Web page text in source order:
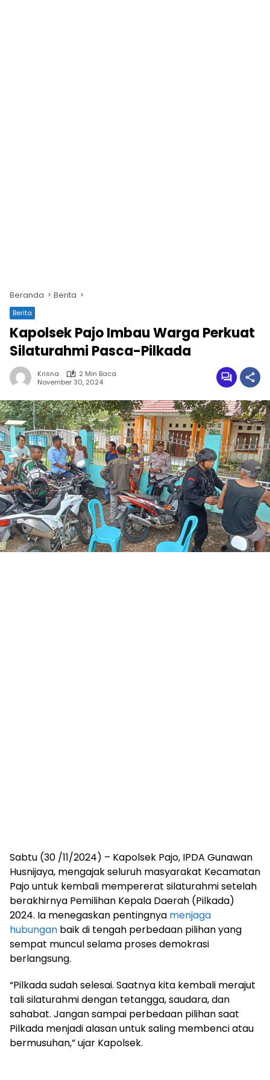
Beranda Berita
Berita
Kapolsek Pajo Imbau Warga Perkuat
Silaturahmi Pasca-Pilkada
Krisna
2 Min Baca
November 30, 2024
Sabtu (30 /11/2024) – Kapolsek Pajo, IPDA Gunawan
Husnijaya, mengajak seluruh masyarakat Kecamatan
Pajo untuk kembali mempererat silaturahmi setelah
berakhirnya Pemilihan Kepala Daerah (Pilkada)
2024. Ia menegaskan pentingnya menjaga
hubungan baik di tengah perbedaan pilihan yang
sempat muncul selama proses demokrasi
berlangsung.
“Pilkada sudah selesai. Saatnya kita kembali merajut
tali silaturahmi dengan tetangga, saudara, dan
sahabat. Jangan sampai perbedaan pilihan saat
Pilkada menjadi alasan untuk saling membenci atau
bermusuhan,” ujar Kapolsek.